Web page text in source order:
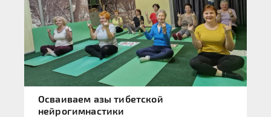
Осваиваем азы тибетской
нейрогимнастики